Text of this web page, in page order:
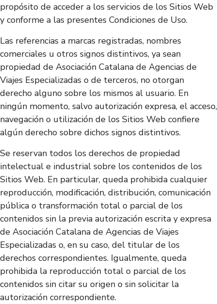
propósito de acceder a los servicios de los Sitios Web
y conforme a las presentes Condiciones de Uso.
Las referencias a marcas registradas, nombres
comerciales u otros signos distintivos, ya sean
propiedad de Asociación Catalana de Agencias de
Viajes Especializadas o de terceros, no otorgan
derecho alguno sobre los mismos al usuario. En
ningún momento, salvo autorización expresa, el acceso,
navegación o utilización de los Sitios Web confiere
algún derecho sobre dichos signos distintivos.
Se reservan todos los derechos de propiedad
intelectual e industrial sobre los contenidos de los
Sitios Web. En particular, queda prohibida cualquier
reproducción, modificación, distribución, comunicación
pública o transformación total o parcial de los
contenidos sin la previa autorización escrita y expresa
de Asociación Catalana de Agencias de Viajes
Especializadas o, en su caso, del titular de los
derechos correspondientes. Igualmente, queda
prohibida la reproducción total o parcial de los
contenidos sin citar su origen o sin solicitar la
autorización correspondiente.